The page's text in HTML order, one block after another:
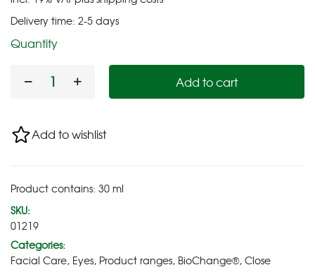
Delivery time: 2-5 days
Quantity
Add to cart
Add to wishlist
Product contains: 30ml
SKU:
01219
Categories:
Facial Care, Eyes, Product ranges, BioChange®, Close